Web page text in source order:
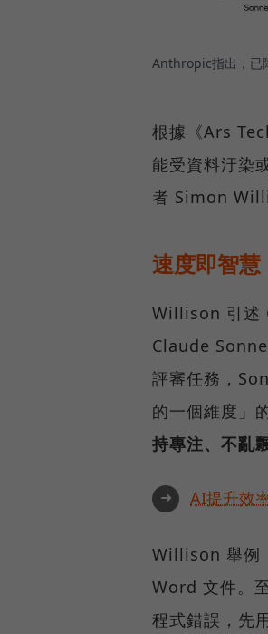
Anthropic指出，已
根據《Ars
能受資料汙染
者 Simon
速度即智
Willison 引述
Claude
評審任務，
的一個維度」
持專注、不亂
➜ AI提升效
Willison 舉例
Word 文件。
程式錯誤，先